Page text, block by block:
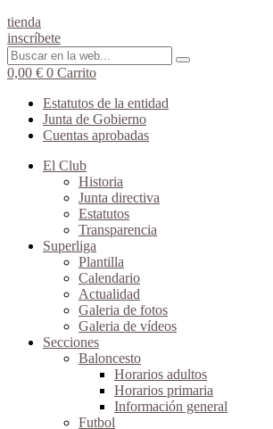
tienda
inscríbete
0,00 € 0 Carrito
Estatutos de la entidad
Junta de Gobierno
Cuentas aprobadas
El Club
Historia
Junta directiva
Estatutos
Transparencia
Superliga
Plantilla
Calendario
Actualidad
Galeria de fotos
Galeria de vídeos
Secciones
Baloncesto
Horarios adultos
Horarios primaria
Información general
Futbol